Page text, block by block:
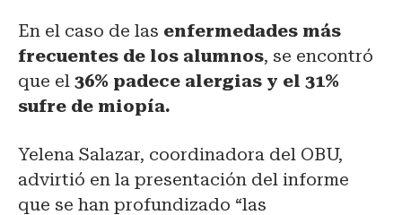
En el caso de las enfermedades más
frecuentes de los alumnos, se encontró
que el 36% padece alergias y el 31%
sufre de miopía.
Yelena Salazar, coordinadora del OBU,
advirtió en la presentación del informe
que se han profundizado “las